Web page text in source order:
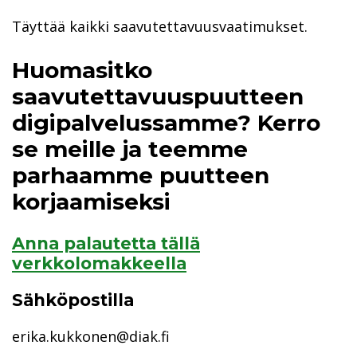
Täyttää kaikki saavutettavuusvaatimukset.
Huomasitko
saavutettavuuspuutteen
digipalvelussamme? Kerro
se meille ja teemme
parhaamme puutteen
korjaamiseksi
Anna palautetta tällä
verkkolomakkeella
Sähköpostilla
erika.kukkonen@diak.fi